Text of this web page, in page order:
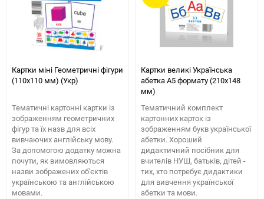
Картки міні Геометричні фігури
(110х110 мм) (Укр)
Тематичні картонні картки із
зображенням геометричних
фігур та їх назв для всіх
вивчаючих англійську мову.
За допомогою додатку можна
почути, як вимовляються
назви зображених об'єктів
українською та англійською
мовами.
Картки великі Українська
абетка А5 формату (210х148
мм)
Тематичний комплект
картонних карток із
зображенням букв української
абетки. Хороший
дидактичний посібник для
вчителів НУШ, батьків, дітей -
тих, хто потребує дидактики
для вивчення української
абетки та мови.